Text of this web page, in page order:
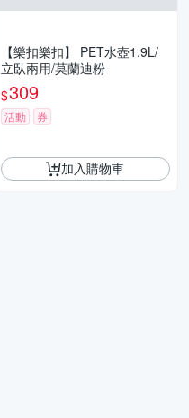
【樂扣樂扣】 PET水壺1.9L/
立臥兩用/莫蘭迪粉
$309
活動 券
加入購物車